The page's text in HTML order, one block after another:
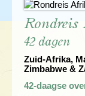
42 dagen
Zuid-Afrika,
Zimbabwe &
42-daagse